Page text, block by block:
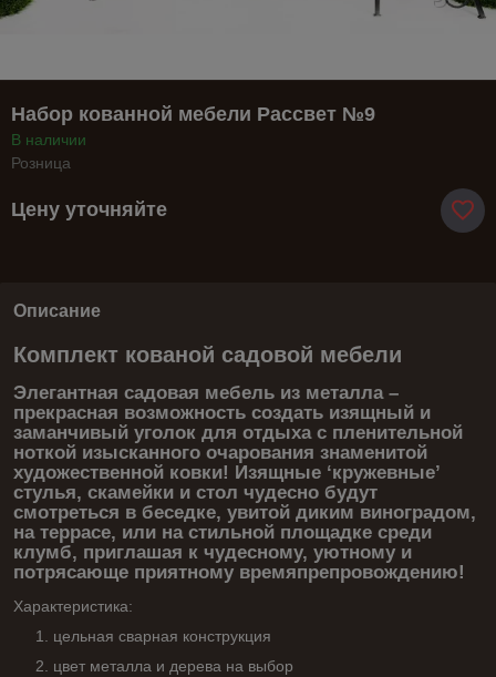
Набор кованной мебели Рассвет №9
В наличии
Розница
Цену уточняйте
Описание
Комплект кованой садовой мебели
Элегантная садовая мебель из металла –
прекрасная возможность создать изящный и
заманчивый уголок для отдыха с пленительной
ноткой изысканного очарования знаменитой
художественной ковки! Изящные ‘кружевные’
стулья, скамейки и стол чудесно будут
смотреться в беседке, увитой диким виноградом,
на террасе, или на стильной площадке среди
клумб, приглашая к чудесному, уютному и
потрясающе приятному времяпрепровождению!
Характеристика:
цельная сварная конструкция
цвет металла и дерева на выбор